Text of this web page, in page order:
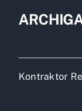
Kontraktor